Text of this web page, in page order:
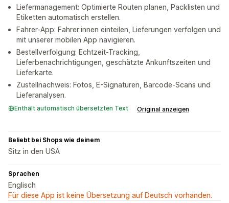
Liefermanagement: Optimierte Routen planen, Packlisten und
Etiketten automatisch erstellen.
Fahrer-App: Fahrer:innen einteilen, Lieferungen verfolgen und
mit unserer mobilen App navigieren.
Bestellverfolgung: Echtzeit-Tracking,
Lieferbenachrichtigungen, geschätzte Ankunftszeiten und
Lieferkarte.
Zustellnachweis: Fotos, E-Signaturen, Barcode-Scans und
Lieferanalysen.
Enthält automatisch übersetzten Text Original anzeigen
Beliebt bei Shops wie deinem
Sitz in den USA
Sprachen
Englisch
Für diese App ist keine Übersetzung auf Deutsch vorhanden.